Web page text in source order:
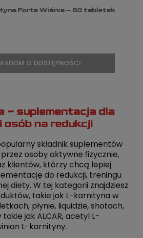
Forte Wiśnia – 80 tabletek
O DOSTĘPNOŚCI
– suplementacja dla
osób na redukcji
składnik suplementów
osoby aktywne fizycznie,
klientów, którzy chcą lepiej
do redukcji, treningu
diety. W tej kategorii znajdziesz
takie jak L-karnityna w
płynie, liquidzie, shotach,
jak ALCAR, acetyl L-
L-karnityny.